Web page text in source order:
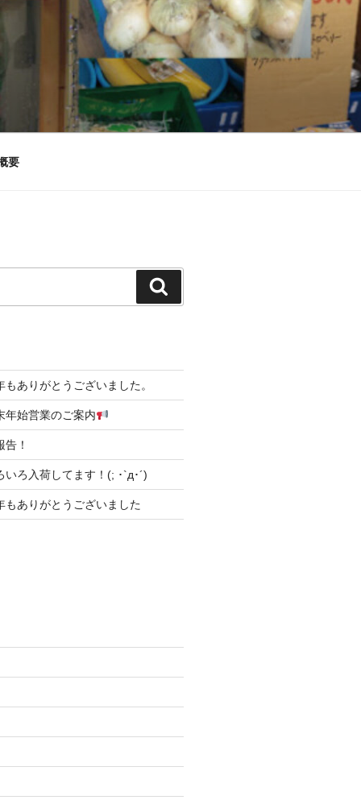
要
索
ありがとうございました。
年始営業のご案内
！
ろ入荷してます！(; ･`д･´)
もありがとうございました